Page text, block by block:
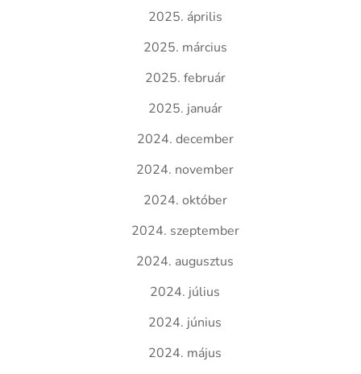
2025. április
2025. március
2025. február
2025. január
2024. december
2024. november
2024. október
2024. szeptember
2024. augusztus
2024. július
2024. június
2024. május